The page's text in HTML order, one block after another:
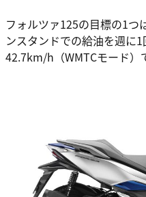
フォルツァ125の目標の1つ
ンスタンドでの給油を週に
42.7km/h（WMTCモード）